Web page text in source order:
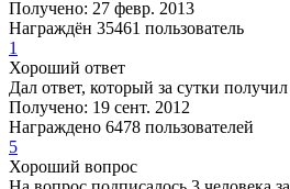
Получено: 27 февр. 2013
Награждён 35461 пользователь
1
Хороший ответ
Дал ответ, который за сутки
Получено: 19 сент. 2012
Награждено 6478 пользователей
5
Хороший вопрос